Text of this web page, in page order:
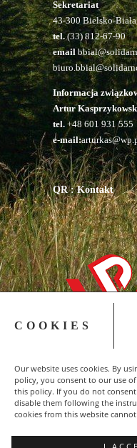
COOKIES
Our website uses cookies. By
policy, you consent to our use
this policy. If you do not
disable them following the
cookies from this website
Sekretariat
43-300 Bielsko-
tel.(33) 812-67-90
email
Informacja
Artur
tel.+48 601 931 555
e-mail:
QR : Kontakt
Copyright ©